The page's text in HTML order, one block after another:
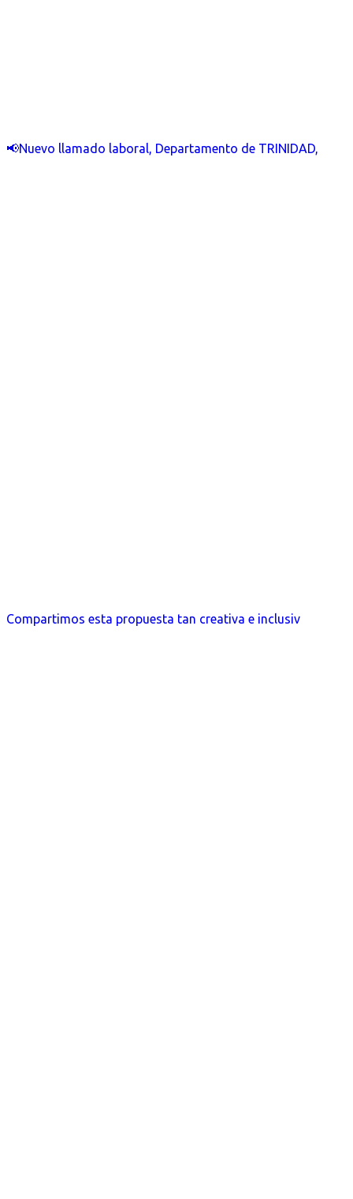
📢Nuevo llamado laboral, Departamento de TRINIDAD,
Compartimos esta propuesta tan creativa e inclusiv